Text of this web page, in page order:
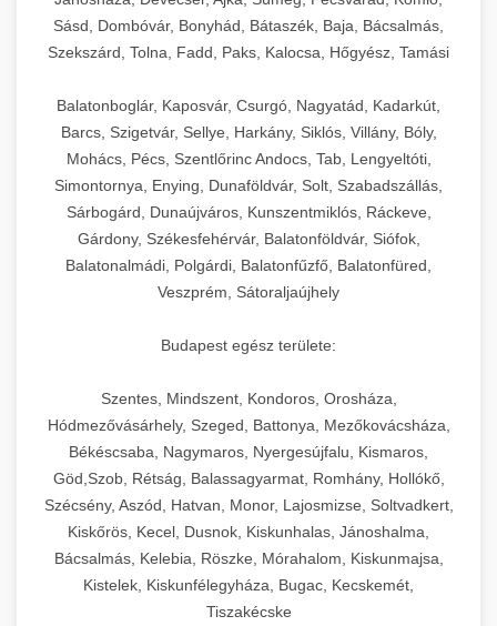
automatizálással.
aikampany.hu AI hirdetési automatizálás
Professzionális ipari dagasztógépek és
tésztakeverő gépek pékségek és kereskedelmi
konyhák számára. Masszív konstrukció
megbízható teljesítményhez.
chef-iparikonyhagepek.hu
kereskedelmi tésztakeverő
🔪 21. Ipari Szeletelőgép +
Ipari hús- és sajtszeletelő gépek professzionális
élelmiszer-előkészítéshez. Precíziós vágás
állítható vastagság beállítással.
chef-iparikonyhagepek.hu
professzionális élelmiszer szeletelő
📦 22. Vákuumozó Gép +
Kereskedelmi vákuumcsomagoló berendezések
élelmiszerek tartósításához. Hosszabbítsa a
szavatossági időt és tartsa meg a termék
frissességét.
🎁 23. Vákuumfóliázó Gép +
Ipari vákuumfóliázó gépek professzionális
Hatékony lezárási és tartósítási megoldások.
chef-iparikonyhagepek.hu
kereskedelmi csomagoló gép
professzionális konyhák számára. Nagy
kapacitású sütő- és főzőberendezés precíz
hőmérséklet-szabályozással.
chef-iparikonyhagepek.hu
kereskedelmi sütősütő
❄️ 25. Ipari Hűtőszekrény +
Professzionális hűtőegységek és hűtőkamrák
kereskedelmi konyhák számára.
Energiahatékony hűtési megoldások nagy
kapacitással.
chef-iparikonyhagepek.hu
💧 26. Ipari Mosogatógép +
Kereskedelmi mosogatóberendezések nagy
forgalmú éttermi műveletekhez. Gyors tisztítási
ciklusok fertőtlenítési képességekkel.
🧀 27. Ipari Sajtreszelő Gép +
Sásd, Dombóvár, Bonyhád, Bátaszék, Baja, Bácsalmás,
Szekszárd, Tolna, Fadd, Paks, Kalocsa, Hőgyész, Tamási
Balatonboglár, Kaposvár, Csurgó, Nagyatád, Kadarkút,
Barcs, Szigetvár, Sellye, Harkány, Siklós, Villány, Bóly,
Mohács, Pécs, Szentlőrinc Andocs, Tab, Lengyeltóti,
Simontornya, Enying, Dunaföldvár, Solt, Szabadszállás,
Sárbogárd, Dunaújváros, Kunszentmiklós, Ráckeve,
Gárdony, Székesfehérvár, Balatonföldvár, Siófok,
Balatonalmádi, Polgárdi, Balatonfűzfő, Balatonfüred,
Veszprém, Sátoraljaújhely
Budapest egész területe:
Szentes, Mindszent, Kondoros, Orosháza,
Hódmezővásárhely, Szeged, Battonya, Mezőkovácsháza,
Békéscsaba, Nagymaros, Nyergesújfalu, Kismaros,
Göd,Szob, Rétság, Balassagyarmat, Romhány, Hollókő,
Szécsény, Aszód, Hatvan, Monor, Lajosmizse, Soltvadkert,
Kiskőrös, Kecel, Dusnok, Kiskunhalas, Jánoshalma,
Bácsalmás, Kelebia, Röszke, Mórahalom, Kiskunmajsa,
Kistelek, Kiskunfélegyháza, Bugac, Kecskemét,
Tiszakécske